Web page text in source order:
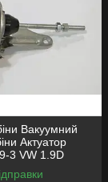
Вакуумний
Актуатор
3 VW 1.9D